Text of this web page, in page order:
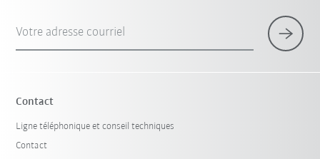
Votre adresse courriel
Contact
Ligne téléphonique et conseil techniques
Contact